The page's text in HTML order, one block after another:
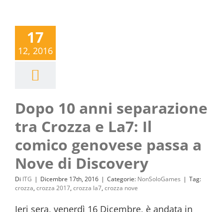
17
12, 2016
Dopo 10 anni separazione
tra Crozza e La7: Il
comico genovese passa a
Nove di Discovery
Di ITG | Dicembre 17th, 2016 | Categorie: NonSoloGames | Tag:
crozza, crozza 2017, crozza la7, crozza nove
Ieri sera, venerdì 16 Dicembre, è andata in